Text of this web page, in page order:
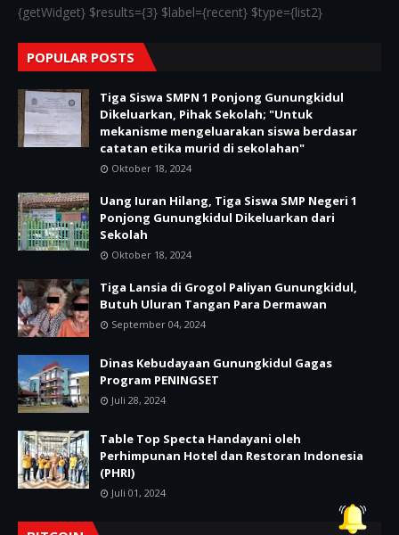
{getWidget} $results={3} $label={recent} $type={list2}
POPULAR POSTS
Tiga Siswa SMPN 1 Ponjong Gunungkidul
Dikeluarkan, Pihak Sekolah; "Untuk
mekanisme mengeluarakan siswa berdasar
catatan etika murid di sekolahan"
Oktober 18, 2024
Uang Iuran Hilang, Tiga Siswa SMP Negeri 1
Ponjong Gunungkidul Dikeluarkan dari
Sekolah
Oktober 18, 2024
Tiga Lansia di Grogol Paliyan Gunungkidul,
Butuh Uluran Tangan Para Dermawan
September 04, 2024
Dinas Kebudayaan Gunungkidul Gagas
Program PENINGSET
Juli 28, 2024
Table Top Specta Handayani oleh
Perhimpunan Hotel dan Restoran Indonesia
(PHRI)
Juli 01, 2024